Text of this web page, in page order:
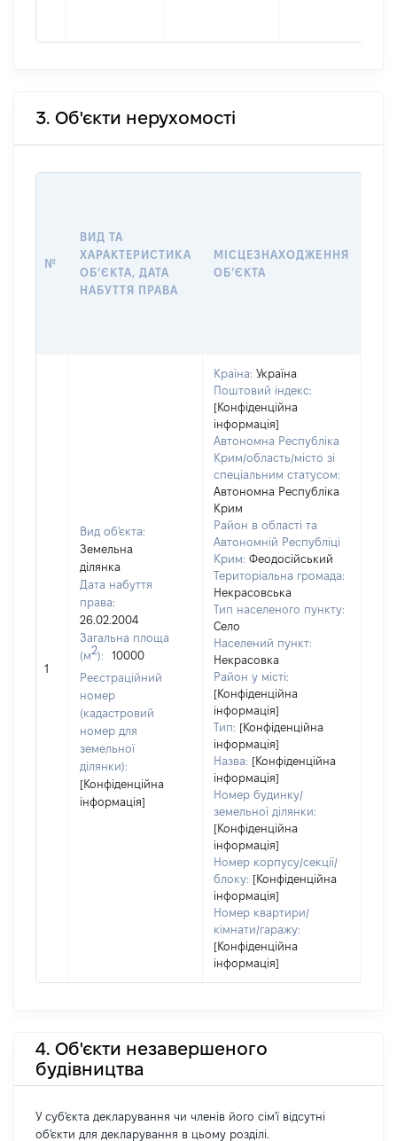
3. Об'єкти нерухомості
№
ВИД ТА
ХАРАКТЕРИСТИКА
ОБʼЄКТА, ДАТА
НАБУТТЯ ПРАВА
МІСЦЕЗНАХОДЖЕННЯ
ОБʼЄКТА
1
Вид об'єкта:
Земельна
ділянка
Дата набуття
права:
26.02.2004
Загальна площа
(м2):
10000
Реєстраційний
номер
(кадастровий
номер для
земельної
ділянки):
[Конфіденційна
інформація]
Країна: Україна
Поштовий індекс:
[Конфіденційна
інформація]
Автономна Республіка
Крим/область/місто зі
спеціальним статусом:
Автономна Республіка
Крим
Район в області та
Автономній Республіці
Крим: Феодосійський
Територіальна громада:
Некрасовська
Тип населеного пункту:
Село
Населений пункт:
Некрасовка
Район у місті:
[Конфіденційна
інформація]
Тип: [Конфіденційна
інформація]
Назва: [Конфіденційна
інформація]
Номер будинку/
земельної ділянки:
[Конфіденційна
інформація]
Номер корпусу/секції/
блоку: [Конфіденційна
інформація]
Номер квартири/
кімнати/гаражу:
[Конфіденційна
інформація]
4. Об'єкти незавершеного
будівництва
У суб'єкта декларування чи членів його сім'ї відсутні
об'єкти для декларування в цьому розділі.